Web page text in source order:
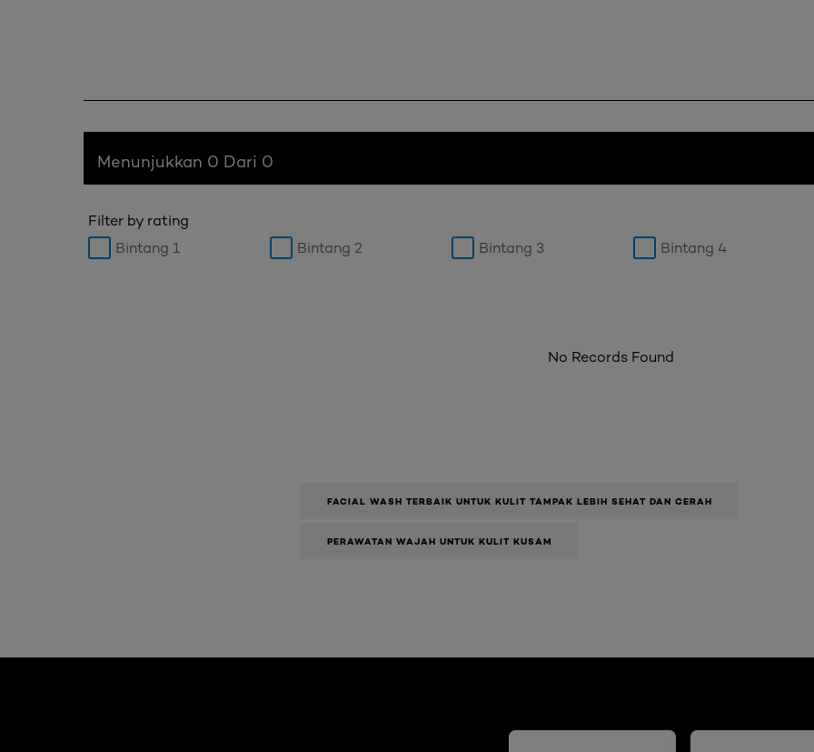
Menunjukkan 0 Dari 0
Filter by rating
Bintang 1
Bintang 2 Bintang 3 Bintang 4
No Records Found
FACIAL WASH TERBAIK UNTUK KULIT TAMPAK LEBIH SEHAT DAN CERAH
PERAWATAN WAJAH UNTUK KULIT KUSAM